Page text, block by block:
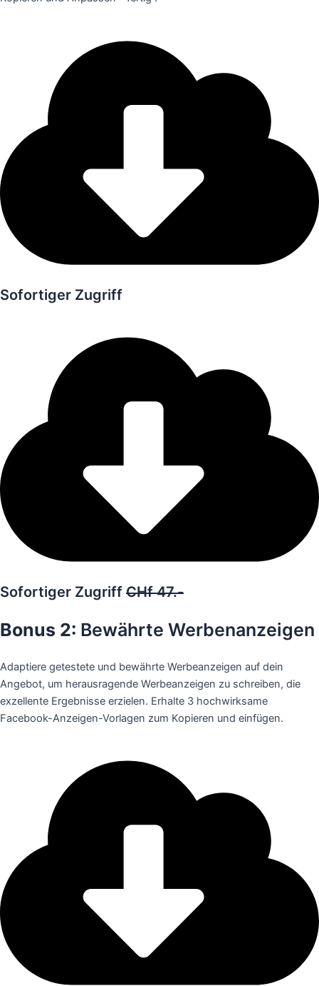
Sofortiger Zugriff
Sofortiger Zugriff CHf 47.-
Bonus 2: Bewährte Werbenanzeigen
Adaptiere getestete und bewährte Werbeanzeigen auf dein
Angebot, um herausragende Werbeanzeigen zu schreiben, die
exzellente Ergebnisse erzielen. Erhalte 3 hochwirksame
Facebook-Anzeigen-Vorlagen zum Kopieren und einfügen.